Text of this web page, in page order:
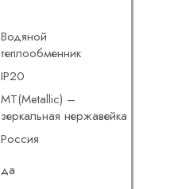
Водяной
теплообменник
IP20
MT(Metallic) –
зеркальная нержавейка
Россия
да